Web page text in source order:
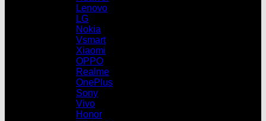
Lenovo
LG
Nokia
Vsmart
Xiaomi
OPPO
Realme
OnePlus
Sony
Vivo
Honor